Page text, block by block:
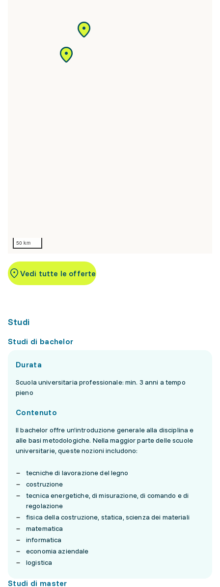
50 km
Vedi tutte le offerte
Studi
Studi di bachelor
Durata
Scuola universitaria professionale: min. 3 anni a tempo
pieno
Contenuto
Il bachelor offre un’introduzione generale alla disciplina e
alle basi metodologiche. Nella maggior parte delle scuole
universitarie, queste nozioni includono:
tecniche di lavorazione del legno
costruzione
tecnica energetiche, di misurazione, di comando e di
regolazione
fisica della costruzione, statica, scienza dei materiali
matematica
informatica
economia aziendale
logistica
Studi di master